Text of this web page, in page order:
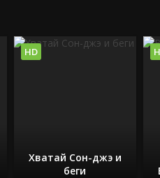
Хватай Сон-джэ и
беги
HD